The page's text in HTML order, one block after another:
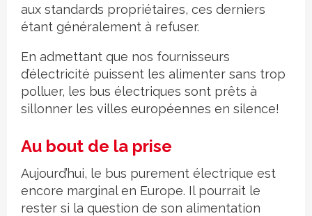
aux standards propriétaires, ces derniers
étant généralement à refuser.
En admettant que nos fournisseurs
d’électricité puissent les alimenter sans trop
polluer, les bus électriques sont prêts à
sillonner les villes européennes en silence!
Au bout de la prise
Aujourd’hui, le bus purement électrique est
encore marginal en Europe. Il pourrait le
rester si la question de son alimentation